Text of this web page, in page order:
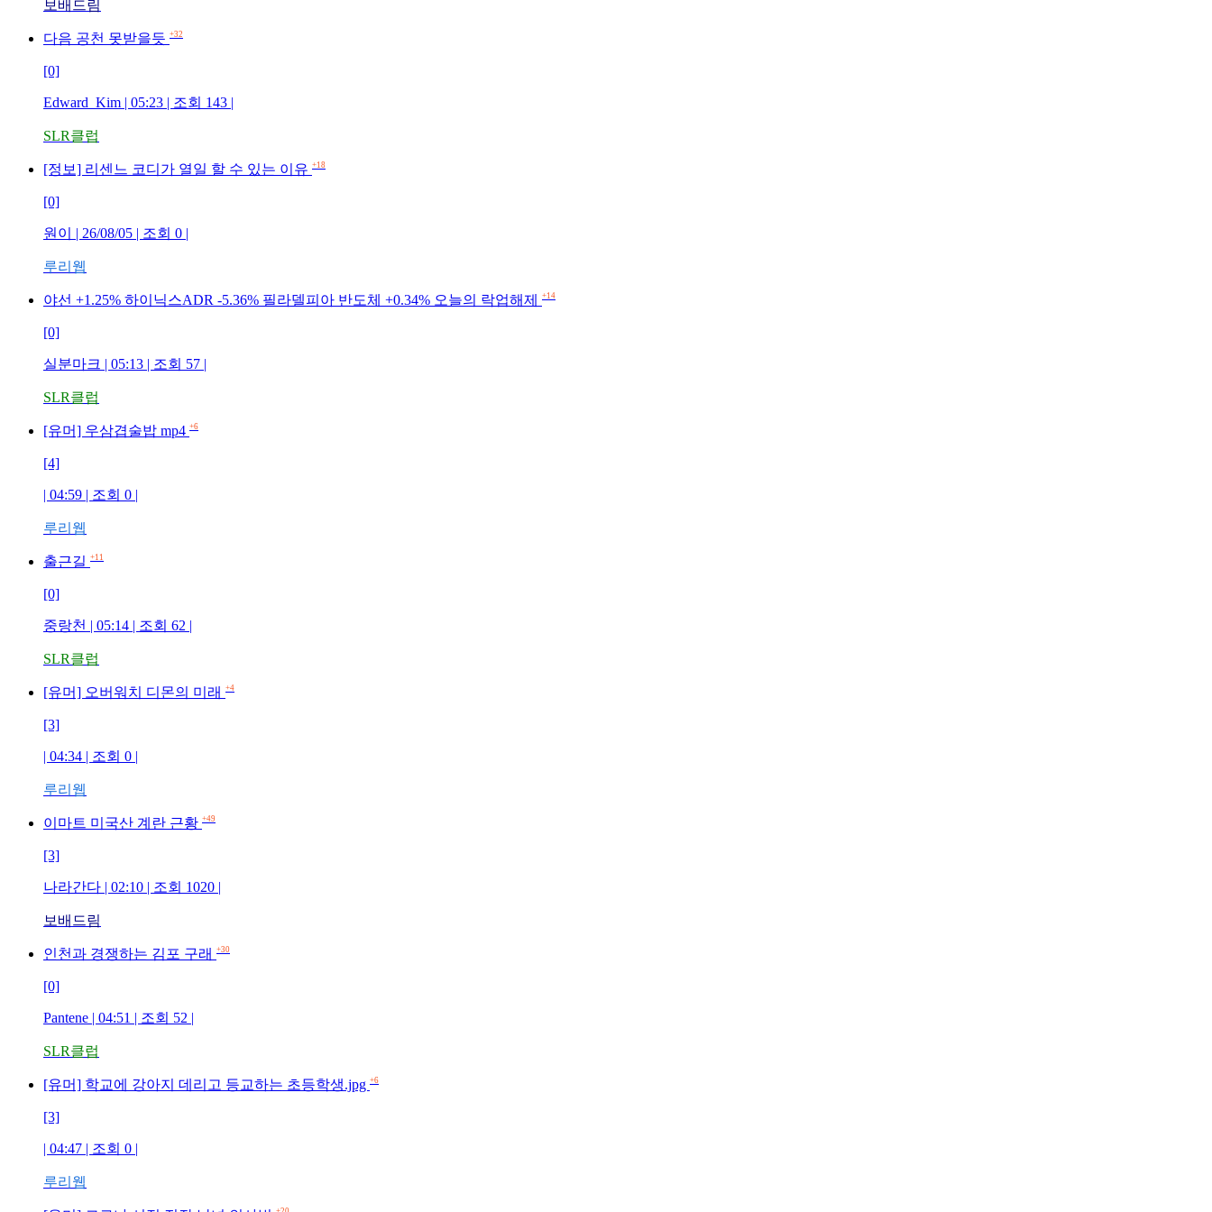
보배드림
다음 공천 못받을듯 +32
[0]
Edward_Kim | 05:23 | 조회 143 |
SLR클럽
[정보] 리센느 코디가 열일 할 수 있는 이유 +18
[0]
원이 | 26/08/05 | 조회 0 |
루리웹
야선 +1.25% 하이닉스ADR -5.36% 필라델피아 반도체 +0.34% 오늘의 락업해제 +14
[0]
실분마크 | 05:13 | 조회 57 |
SLR클럽
[유머] 우삼겹술밥 mp4 +6
[4]
| 04:59 | 조회 0 |
루리웹
출근길 +11
[0]
중랑천 | 05:14 | 조회 62 |
SLR클럽
[유머] 오버워치 디몬의 미래 +4
[3]
| 04:34 | 조회 0 |
루리웹
이마트 미국산 계란 근황 +49
[3]
나라간다 | 02:10 | 조회 1020 |
보배드림
인천과 경쟁하는 김포 구래 +30
[0]
Pantene | 04:51 | 조회 52 |
SLR클럽
[유머] 학교에 강아지 데리고 등교하는 초등학생.jpg +6
[3]
| 04:47 | 조회 0 |
루리웹